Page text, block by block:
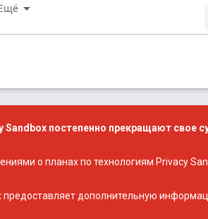
Sandbox постепенно прекращают свое
о планах по технологиям Privacy
предоставляет дополнительную